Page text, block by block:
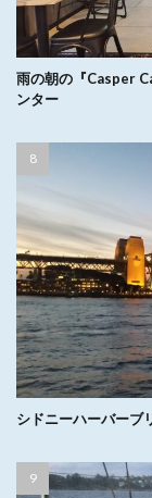
雨の朝の『Casper
ンター
シドニーハーバーブ